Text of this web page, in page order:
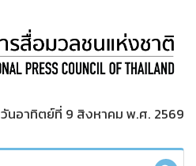
วันอาทิตย์ที่ 9 สิงหาคม พ.ศ. 2569